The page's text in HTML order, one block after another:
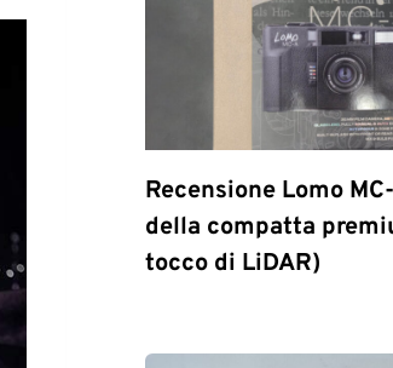
Recensione Lomo
della compatta
tocco di LiDAR)